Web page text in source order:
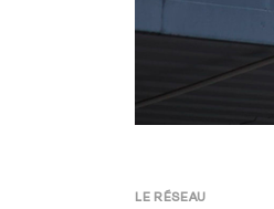
LE RÉSEAU